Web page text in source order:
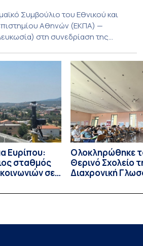
Συμβούλιο του Εθνικού και
Αθηνών (ΕΚΠΑ) —
στη συνεδρίαση της
υποβολής εκδήλωσης
φοίτηση σε Προγράμματα Σπουδών,
μας στο Παράρτημα Κύπρου
2026-2027, έως τη Δευτέρα 31
Ευρίπου:
σταθμός
σε
Ολοκληρώθηκε
Θερινό Σχολείο
Διαχρονική
Linguistics in